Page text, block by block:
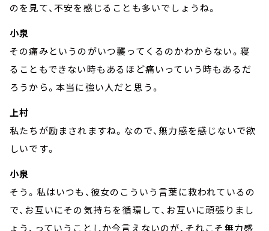
のを見て、不安を感じることも多いでしょうね。
小泉
その痛みというのがいつ襲ってくるのかわからない。寝
ることもできない時もあるほど痛いっていう時もあるだ
ろうから。本当に強い人だと思う。
上村
私たちが励まされますね。なので、無力感を感じないで欲
しいです。
小泉
そう。私はいつも、彼女のこういう言葉に救われているの
で、お互いにその気持ちを循環して、お互いに頑張りまし
ょう、っていうことしか今言えないのが、それこそ無力感